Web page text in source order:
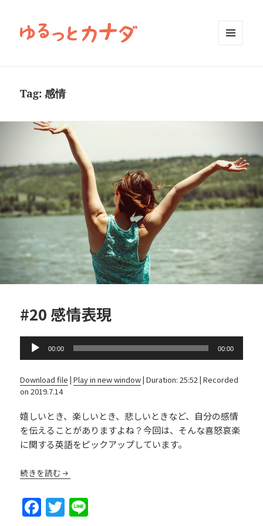
Tag:感情
#20 感情表現
Audio
Player
00:00 00:00
Download file |Play in new window|Duration: 25:52 |Recorded
on 2019.7.14
嬉しいとき、楽しいとき、悲しいときなど、自分の感情
を伝えることがありますよね？今回は、そんな喜怒哀楽
に関する英語をピックアップしています。
続きを読む
F T